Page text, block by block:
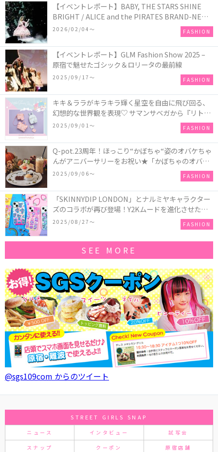
【イベントレポート】BABY, THE STARS SHINE
BRIGHT / ALICE and the PIRATES BRAND-NEW
COLLECTION in TOKYO
2026/02/04〜 FASHION
【イベントレポート】GLM Fashion Show 2025 –
原宿で魅せたゴシック＆ロリータの最前線
2025/09/17〜 FASHION
キキ＆ララがキラキラ輝く星空を自由に飛び回る、
幻想的な世界観を表現♡ サマンサベガから『リトル
ツインスターズ』50周年アニバーサリーイヤー』を
2025/09/01〜 FASHION
Q-pot.23周年！ほっこり“かぼちゃ“姿のオバケちゃ
んがアニバーサリーをお祝い★「かぼちゃのオバケ
ーキアクセサリー」が新発売！Q-pot CAFE.では
「かぼちゃのオバケーキプレート」も登場
2025/09/06〜 FASHION
「SKINNYDIP LONDON」とナルミヤキャラクター
ズのコラボが再び登場！Y2Kムードを進化させた新
作コレクションを発売♪
2025/08/27〜 FASHION
SEE MORE
@sgs109com からのツイート
STREET GIRLS SNAP
ニュース インタビュー 試写会
スナップ クーポン 原宿店舗